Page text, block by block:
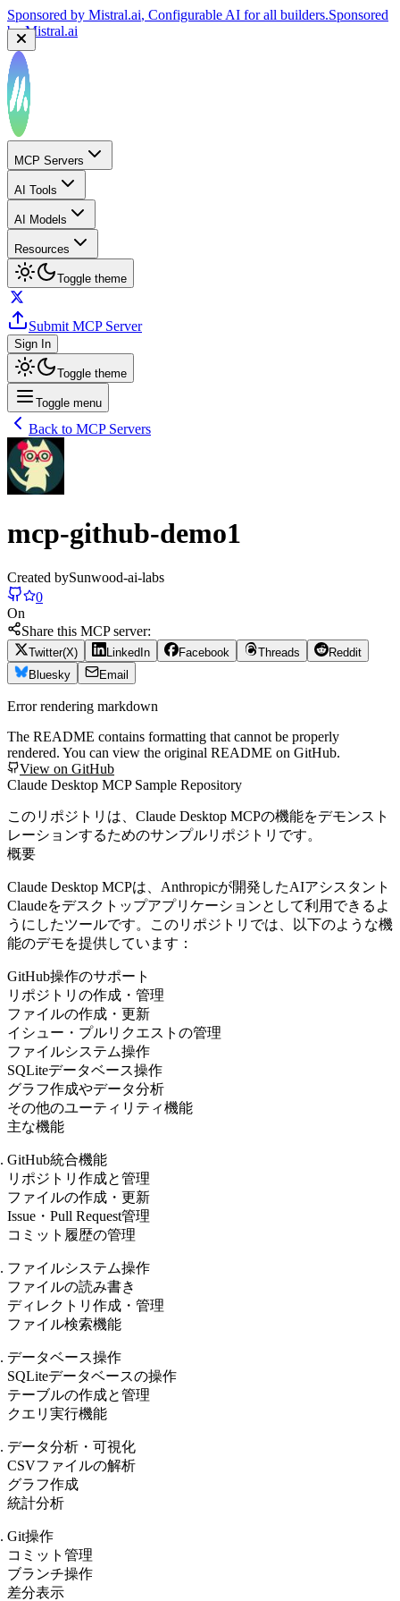
Sponsored by Mistral.ai, Configurable AI for all builders.Sponsored
byMistral.ai
MCP Servers
AI Tools
AI Models
Resources
Toggle theme
Submit MCP Server
Sign In
Toggle theme
Toggle menu
Back to MCP Servers
mcp-github-demo1
Created bySunwood-ai-labs
0
On
Share this MCP server:
Twitter(X) LinkedIn Facebook Threads
Reddit
Bluesky
Email
Error rendering markdown
The README contains formatting that cannot be properly
rendered. You can view the original README on GitHub.
View on GitHub
Claude Desktop MCP Sample Repository
このリポジトリは、Claude Desktop MCPの機能をデモンスト
レーションするためのサンプルリポジトリです。
概要
Claude Desktop MCPは、Anthropicが開発したAIアシスタント
Claudeをデスクトップアプリケーションとして利用できるよ
うにしたツールです。このリポジトリでは、以下のような機
能のデモを提供しています：
GitHub操作のサポート
リポジトリの作成・管理
ファイルの作成・更新
イシュー・プルリクエストの管理
ファイルシステム操作
SQLiteデータベース操作
グラフ作成やデータ分析
その他のユーティリティ機能
主な機能
GitHub統合機能
リポジトリ作成と管理
ファイルの作成・更新
Issue・Pull Request管理
コミット履歴の管理
ファイルシステム操作
ファイルの読み書き
ディレクトリ作成・管理
ファイル検索機能
データベース操作
SQLiteデータベースの操作
テーブルの作成と管理
クエリ実行機能
データ分析・可視化
CSVファイルの解析
グラフ作成
統計分析
Git操作
コミット管理
ブランチ操作
差分表示